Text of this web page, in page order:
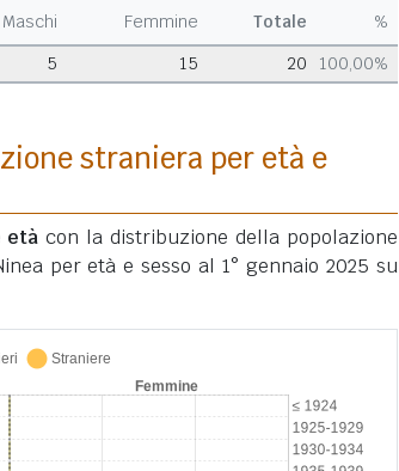
Maschi Femmine Totale
%
5 15 20 100,00%
straniera per età e
età con la distribuzione della popolazione
per età e sesso al 1° gennaio 2025 su